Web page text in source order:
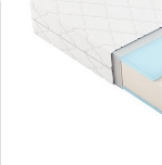
Матрас Vegas